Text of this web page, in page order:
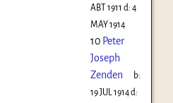
ABT 1911 d: 4
MAY 1914
10 Peter
Joseph
Zenden
b:
19 JUL 1914d: